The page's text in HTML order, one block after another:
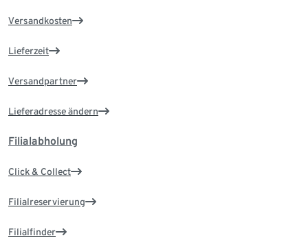
Versandkosten
Lieferzeit
Versandpartner
Lieferadresse ändern
Filialabholung
Click & Collect
Filialreservierung
Filialfinder